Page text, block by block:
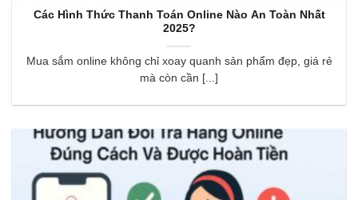
Các Hình Thức Thanh Toán Online Nào An Toàn Nhất
2025?
Mua sắm online không chỉ xoay quanh sản phẩm đẹp, giá rẻ
mà còn cần [...]